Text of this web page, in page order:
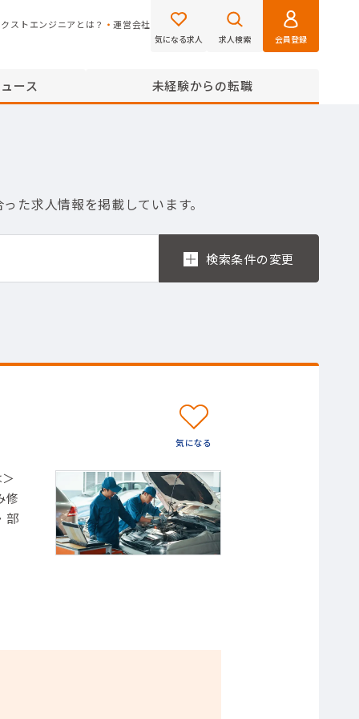
ストエンジニアとは？ 運営会社
気になる求人 求人検索 会員登録
ース 未経験からの転職
た求人情報を掲載しています。
修
部